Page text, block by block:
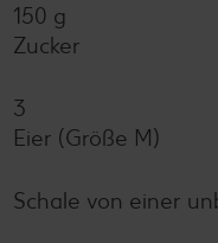
150 g
Zucker
3
Eier (Größe M)
Schale von einer